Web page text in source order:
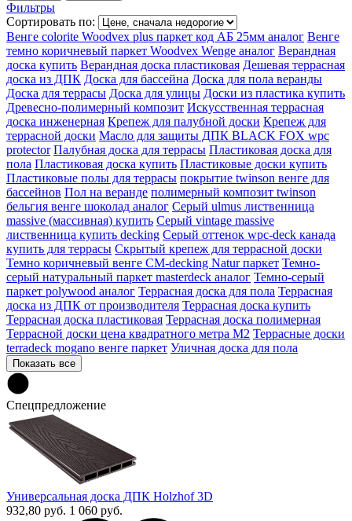
Фильтры
Сортировать по:
Венге colorite Woodvex plus паркет код АБ 25мм аналог Венге
темно коричневый паркет Woodvex Wenge аналог Верандная
доска купить Верандная доска пластиковая Дешевая террасная
доска из ДПК Доска для бассейна Доска для пола веранды
Доска для террасы Доска для улицы Доски из пластика купить
Древесно-полимерный композит Искусственная террасная
доска инженерная Крепеж для палубной доски Крепеж для
террасной доски Масло для защиты ДПК BLACK FOX wpc
protector Палубная доска для террасы Пластиковая доска для
пола Пластиковая доска купить Пластиковые доски купить
Пластиковые полы для террасы покрытие twinson венге для
бассейнов Пол на веранде полимерный композит twinson
бельгия венге шоколад аналог Серый ulmus лиственница
massive (массивная) купить Серый vintage massive
лиственница купить decking Серый оттенок wpc-deck канада
купить для террасы Скрытый крепеж для террасной доски
Темно коричневый венге CM-decking Natur паркет Темно-
серый натуральный паркет masterdeck аналог Темно-серый
паркет polywood аналог Террасная доска для пола Террасная
доска из ДПК от производителя Террасная доска купить
Террасная доска пластиковая Террасная доска полимерная
Террасной доски цена квадратного метра М2 Террасные доски
terradeck mogano венге паркет Уличная доска для пола
Показать все
Спецпредложение
Универсальная доска ДПК Holzhof 3D
932,80 руб. 1 060 руб.